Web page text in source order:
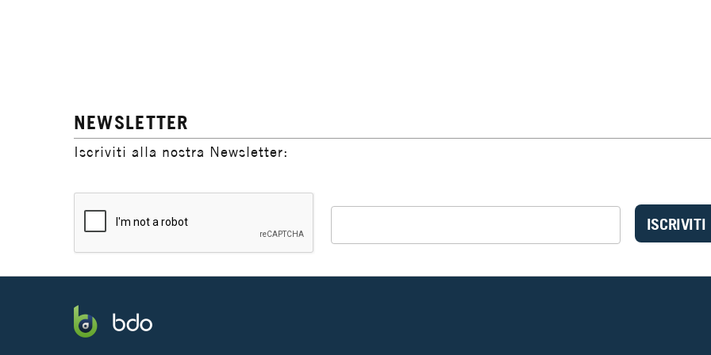
NEWSLETTER
Iscriviti alla nostra Newsletter:
ISCRIVITI